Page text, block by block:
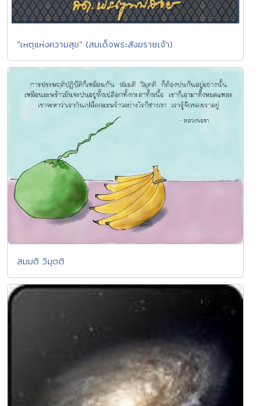
"เหตุแห่งความสุข" (สมเด็จพระสังฆราชเจ้า)
สมมติ วิมุตติ